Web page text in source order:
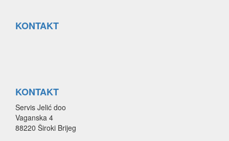
KONTAKT
KONTAKT
Servis Jelić doo
Vaganska 4
88220 Široki Brijeg